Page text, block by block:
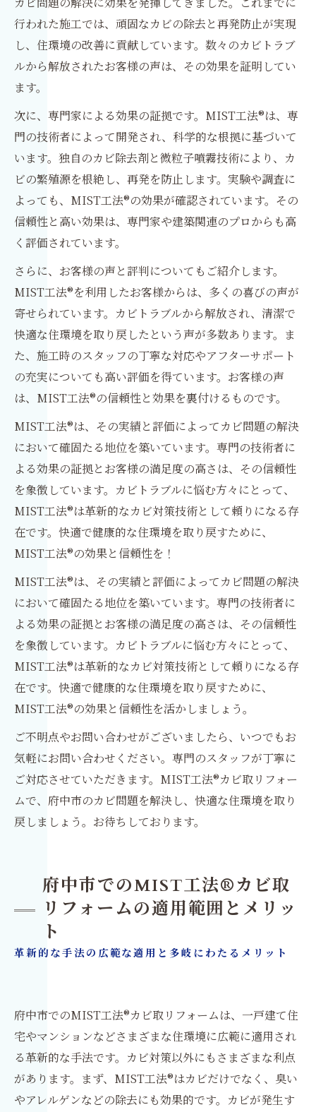
行われた施工では、頑固なカビの除去と再発防止が実現
し、住環境の改善に貢献しています。数々のカビトラブ
ルから解放されたお客様の声は、その効果を証明してい
ます。
次に、専門家による効果の証拠です。MIST工法®は、専
門の技術者によって開発され、科学的な根拠に基づいて
います。独自のカビ除去剤と微粒子噴霧技術により、カ
ビの繁殖源を根絶し、再発を防止します。実験や調査に
よっても、MIST工法®の効果が確認されています。その
信頼性と高い効果は、専門家や建築関連のプロからも高
く評価されています。
さらに、お客様の声と評判についてもご紹介します。
MIST工法®を利用したお客様からは、多くの喜びの声が
寄せられています。カビトラブルから解放され、清潔で
快適な住環境を取り戻したという声が多数あります。ま
た、施工時のスタッフの丁寧な対応やアフターサポート
の充実についても高い評価を得ています。お客様の声
は、MIST工法®の信頼性と効果を裏付けるものです。
MIST工法®は、その実績と評価によってカビ問題の解決
において確固たる地位を築いています。専門の技術者に
よる効果の証拠とお客様の満足度の高さは、その信頼性
を象徴しています。カビトラブルに悩む方々にとって、
MIST工法®は革新的なカビ対策技術として頼りになる存
在です。快適で健康的な住環境を取り戻すために、
MIST工法®の効果と信頼性を！
MIST工法®は、その実績と評価によってカビ問題の解決
において確固たる地位を築いています。専門の技術者に
よる効果の証拠とお客様の満足度の高さは、その信頼性
を象徴しています。カビトラブルに悩む方々にとって、
MIST工法®は革新的なカビ対策技術として頼りになる存
在です。快適で健康的な住環境を取り戻すために、
MIST工法®の効果と信頼性を活かしましょう。
ご不明点やお問い合わせがございましたら、いつでもお
気軽にお問い合わせください。専門のスタッフが丁寧に
ご対応させていただきます。MIST工法®カビ取リフォー
ムで、府中市のカビ問題を解決し、快適な住環境を取り
戻しましょう。お待ちしております。
府中市でのMIST工法®カビ取
リフォームの適用範囲とメリッ
ト
革新的な手法の広範な適用と多岐にわたるメリット
府中市でのMIST工法®カビ取リフォームは、一戸建て住
宅やマンションなどさまざまな住環境に広範に適用され
る革新的な手法です。カビ対策以外にもさまざまな利点
があります。まず、MIST工法®はカビだけでなく、臭い
やアレルゲンなどの除去にも効果的です。カビが発生す